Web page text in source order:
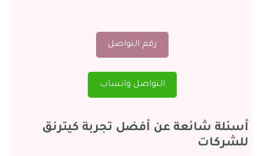
رقم التواصل
التواصل واتساب
أسئلة شائعة عن أفضل تجربة كيترنق
للشركات